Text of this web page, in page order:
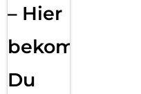
– Hier
bekommst
Du